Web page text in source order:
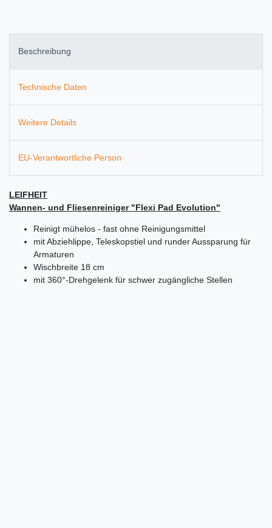
Beschreibung
Technische Daten
Weitere Details
EU-Verantwortliche Person
LEIFHEIT
Wannen- und Fliesenreiniger "Flexi Pad Evolution"
Reinigt mühelos - fast ohne Reinigungsmittel
mit Abziehlippe, Teleskopstiel und runder Aussparung für
Armaturen
Wischbreite 18 cm
mit 360°-Drehgelenk für schwer zugängliche Stellen